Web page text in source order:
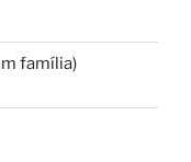
família)